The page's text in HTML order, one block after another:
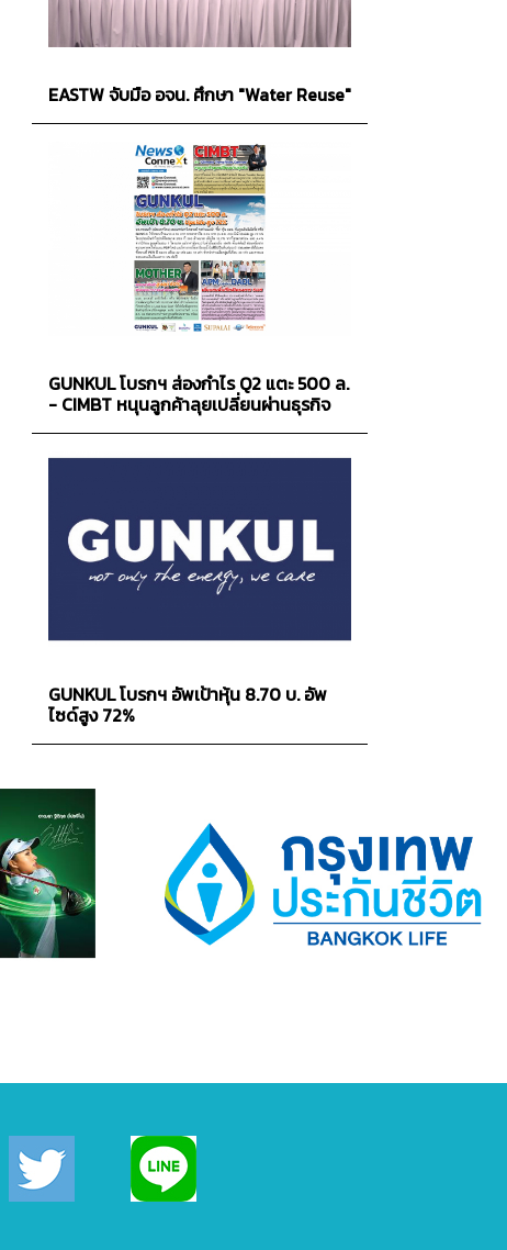
EASTW จับมือ อจน. ศึกษา "Water Reuse"
GUNKUL โบรกฯ ส่องกำไร Q2 แตะ 500 ล.
- CIMBT หนุนลูกค้าลุยเปลี่ยนผ่านธุรกิจ
GUNKUL โบรกฯ อัพเป้าหุ้น 8.70 บ. อัพ
ไซด์สูง 72%